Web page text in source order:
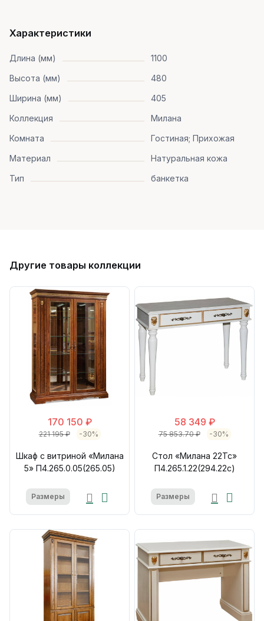
Характеристики
Длина (мм)
1100
Высота (мм)
480
Ширина (мм)
405
Коллекция
Милана
Комната
Гостиная; Прихожая
Материал
Натуральная кожа
Тип
банкетка
Другие товары коллекции
170 150 ₽
221 195 ₽ -30%
Шкаф с витриной «Милана
5» П4.265.0.05(265.05)
Размеры
58 349 ₽
75 853.70 ₽ -30%
Стол «Милана 22Тс»
П4.265.1.22(294.22с)
Размеры